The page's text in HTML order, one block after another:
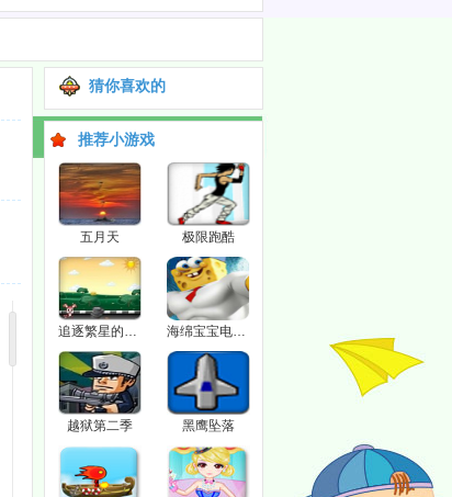
猜你喜欢的
推荐小游戏
五月天 极限跑酷
追逐繁星的孩子 海绵宝宝电影找东西
越狱第二季 黑鹰坠落